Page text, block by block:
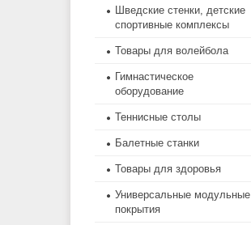
Шведские стенки, детские
спортивные комплексы
Товары для волейбола
Гимнастическое
оборудование
Теннисные столы
Балетные станки
Товары для здоровья
Универсальные модульные
покрытия